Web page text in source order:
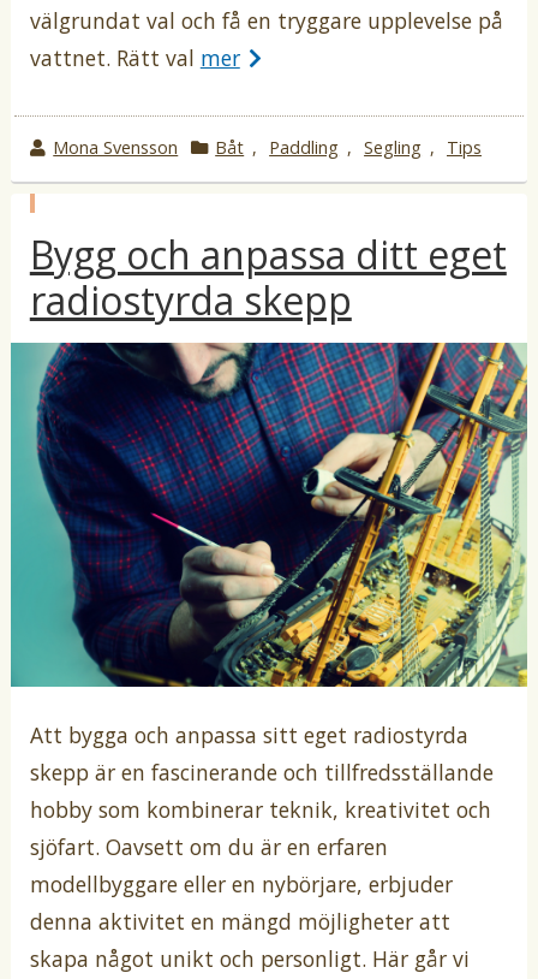
välgrundat val och få en tryggare upplevelse på
vattnet. Rätt val mer
w
r
t
e
b
y
Mona Svensson
k
a
g
o
r
i
i
Båt , Paddling , Segling , Tips
u
b
l
i
c
e
r
a
t
i
Bygg och anpassa ditt eget
radiostyrda skepp
Att bygga och anpassa sitt eget radiostyrda
skepp är en fascinerande och tillfredsställande
hobby som kombinerar teknik, kreativitet och
sjöfart. Oavsett om du är en erfaren
modellbyggare eller en nybörjare, erbjuder
denna aktivitet en mängd möjligheter att
skapa något unikt och personligt. Här går vi